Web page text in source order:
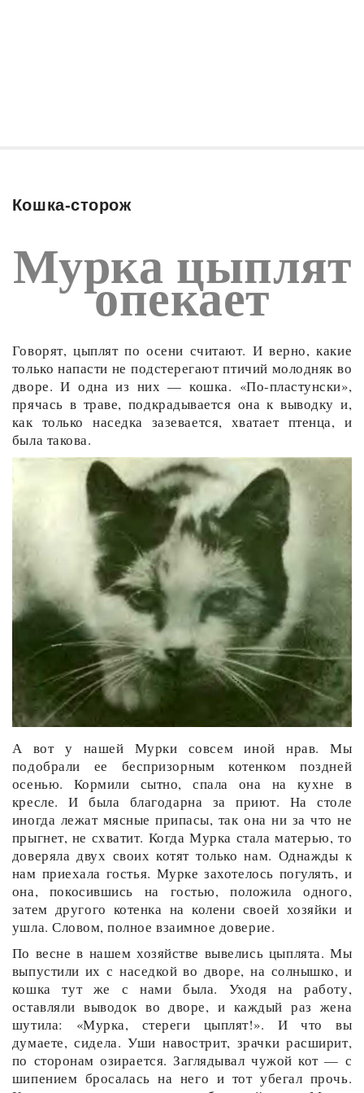
Кошка-сторож
Мурка цыплят
опекает
Говорят, цыплят по осени считают. И верно, какие
только напасти не подстерегают птичий молодняк во
дворе. И одна из них — кошка. «По-пластунски»,
прячась в траве, подкрадывается она к выводку и,
как только наседка зазевается, хватает птенца, и
была такова.
А вот у нашей Мурки совсем иной нрав. Мы
подобрали ее беспризорным котенком поздней
осенью. Кормили сытно, спала она на кухне в
кресле. И была благодарна за приют. На столе
иногда лежат мясные припасы, так она ни за что не
прыгнет, не схватит. Когда Мурка стала матерью, то
доверяла двух своих котят только нам. Однажды к
нам приехала гостья. Мурке захотелось погулять, и
она, покосившись на гостью, положила одного,
затем другого котенка на колени своей хозяйки и
ушла. Словом, полное взаимное доверие.
По весне в нашем хозяйстве вывелись цыплята. Мы
выпустили их с наседкой во дворе, на солнышко, и
кошка тут же с нами была. Уходя на работу,
оставляли выводок во дворе, и каждый раз жена
шутила: «Мурка, стереги цыплят!». И что вы
думаете, сидела. Уши навострит, зрачки расширит,
по сторонам озирается. Заглядывал чужой кот — с
шипением бросалась на него и тот убегал прочь.